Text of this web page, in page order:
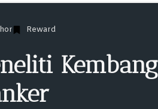
Reward